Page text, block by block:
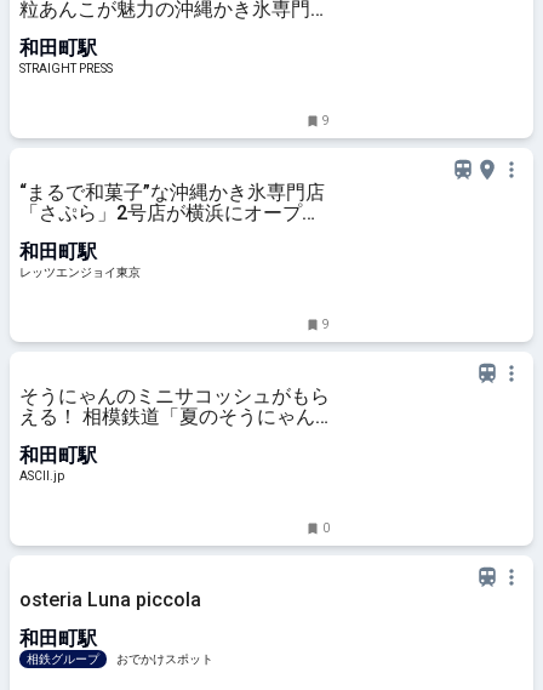
粒あんこが魅力の沖縄かき氷専門店
和田町駅
STRAIGHT PRESS
9
“まるで和菓子”な沖縄かき氷専門店
「さぷら」2号店が横浜にオープン
和田町駅
レッツエンジョイ東京
9
そうにゃんのミニサコッシュがもら
える！ 相模鉄道「夏のそうにゃん
和田町駅
ASCII.jp
0
osteria Luna piccola
和田町駅
相鉄グループ おでかけスポット